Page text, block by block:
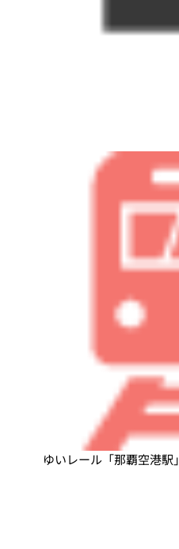
ゆいレール「那覇空港駅」